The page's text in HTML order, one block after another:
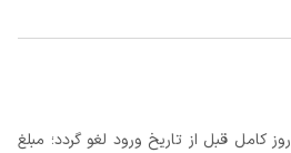
در صورتی که رزرو، حداقل 3 روز کامل قبل از تاریخ ورود لغو گردد؛ مبلغ